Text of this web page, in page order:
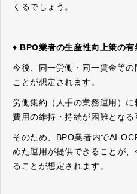
くるでしょう。
♦ BPO業者の生産性向上策の有
今後、同一労働・同一賃金等
ことが想定されます。
労働集約（人手の業務運用）
費用の維持・持続が困難となる
そのため、BPO業者内でAI-
めた運用が提供できることが
ることが想定されます。